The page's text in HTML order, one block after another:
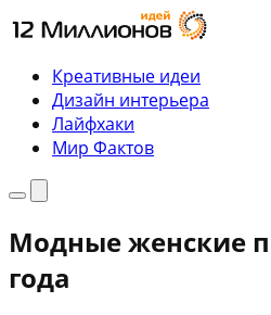
Перейти
к
содержимому
Креативные идеи
Дизайн интерьера
Лайфхаки
Мир Фактов
МенюПоиск
Модные женские
года